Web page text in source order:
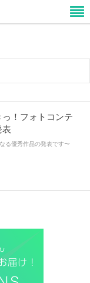
！フォトコンテ
表
る優秀作品の発表です〜